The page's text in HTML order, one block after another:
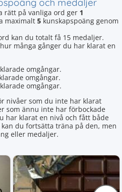
och medaljer
rätt på vanliga ord ger 1
maximalt 5 kunskapspoäng genom
kan du totalt få 15 medaljer.
många gånger du har klarat en
omgångar.
omgångar.
omgångar.
nivåer som du inte har klarat
som ännu inte har förbockade
har klarat en nivå och fått både
du fortsätta träna på den, men
eller medaljer.